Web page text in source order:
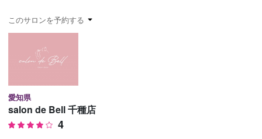
このサロンを予約する
愛知県
salon de Bell 千種店
4